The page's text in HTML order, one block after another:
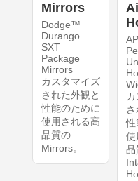
Mirrors
Dodge™
Durango
SXT
Package
Mirrors
カスタマイズ
された外観と
性能のために
使用される高
品質の
Mirrors。
性
使
品